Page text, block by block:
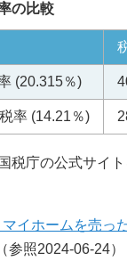
の比較
(20.315％)
率 (14.21％)
税庁の公式サイ
イホームを売っ
参照2024-06-24）